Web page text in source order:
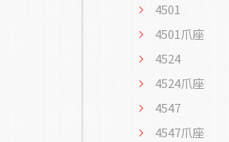
4501
4501爪座
4524
4524爪座
4547
4547爪座